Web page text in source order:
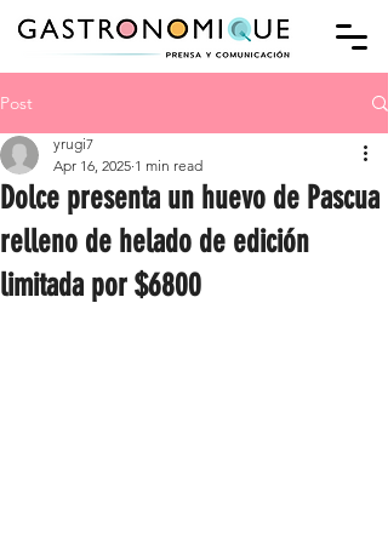
Post
Dolce presenta un huevo de Pascua
relleno de helado de edición
limitada por $6800
yrugi7
Apr 16, 2025 1 min read